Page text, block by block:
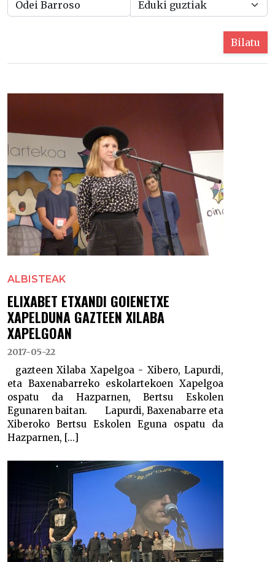
Bilatu
ALBISTEAK
ELIXABET ETXANDI GOIENETXE
XAPELDUNA GAZTEEN XILABA
XAPELGOAN
2017-05-22
gazteen Xilaba Xapelgoa - Xibero, Lapurdi,
eta Baxenabarreko eskolartekoen Xapelgoa
ospatu da Hazparnen, Bertsu Eskolen
Egunaren baitan. Lapurdi, Baxenabarre eta
Xiberoko Bertsu Eskolen Eguna ospatu da
Hazparnen, [...]